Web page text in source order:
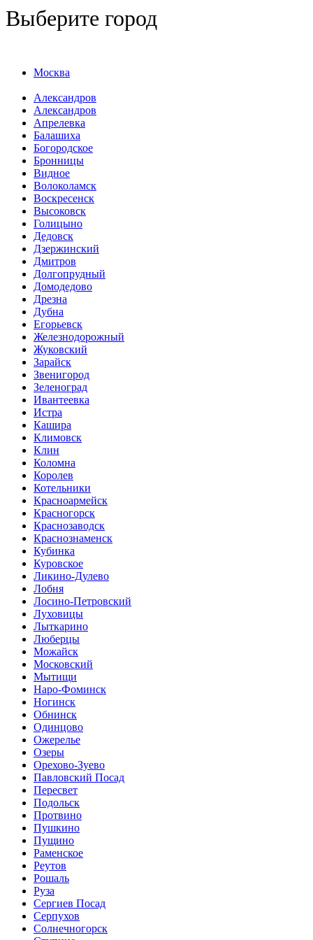
Выберите город
Москва
Александров
Александров
Апрелевка
Балашиха
Богородское
Бронницы
Видное
Волоколамск
Воскресенск
Высоковск
Голицыно
Дедовск
Дзержинский
Дмитров
Долгопрудный
Домодедово
Дрезна
Дубна
Егорьевск
Железнодорожный
Жуковский
Зарайск
Звенигород
Зеленоград
Ивантеевка
Истра
Кашира
Климовск
Клин
Коломна
Королев
Котельники
Красноармейск
Красногорск
Краснозаводск
Краснознаменск
Кубинка
Куровское
Ликино-Дулево
Лобня
Лосино-Петровский
Луховицы
Лыткарино
Люберцы
Можайск
Московский
Мытищи
Наро-Фоминск
Ногинск
Обнинск
Одинцово
Ожерелье
Озеры
Орехово-Зуево
Павловский Посад
Пересвет
Подольск
Протвино
Пушкино
Пущино
Раменское
Реутов
Рошаль
Руза
Сергиев Посад
Серпухов
Солнечногорск